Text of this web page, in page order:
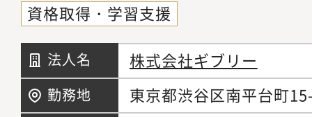
資格取得・学習支援
法人名 株式会社ギブリー
勤務地 東京都渋谷区南平台町